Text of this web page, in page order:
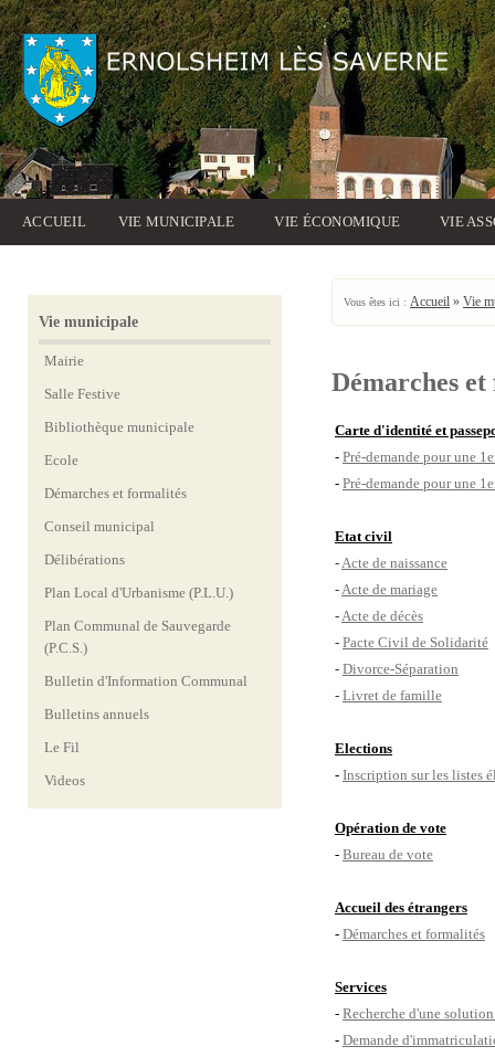
ACCUEIL VIE MUNICIPALE VIE ÉCONOMIQUE VIE
Vie municipale
Mairie
Salle Festive
Bibliothèque municipale
Ecole
Démarches et formalités
Conseil municipal
Délibérations
Plan Local d'Urbanisme (P.L.U.)
Plan Communal de Sauvegarde
(P.C.S.)
Bulletin d'Information Communal
Bulletins annuels
Le Fil
Videos
Vous êtes ici : Accueil » Vie
Démarches
Carte d'identité et
- Pré-demande pour une
- Pré-demande pour une
Etat civil
-Acte de naissance
-Acte de mariage
-Acte de décès
- Pacte Civil de Solidarité
- Divorce-Séparation
- Livret de famille
Elections
- Inscription sur les listes
Opération de vote
- Bureau de vote
Accueil des étrangers
- Démarches et formalités
Services
- Recherche d'une
- Demande